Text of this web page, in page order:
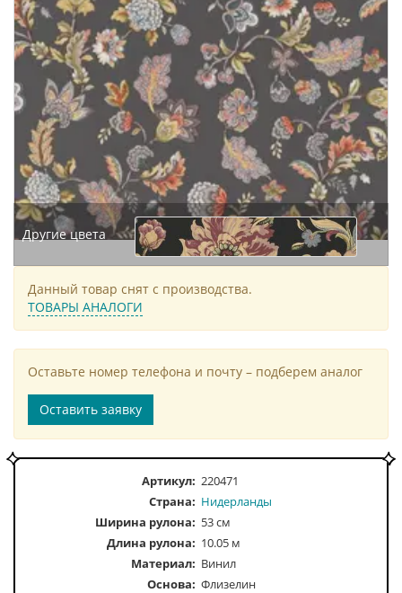
Другие цвета
Данный товар снят с производства.
ТОВАРЫ АНАЛОГИ
Оставьте номер телефона и почту – подберем аналог
Оставить заявку
Артикул: 220471
Страна: Нидерланды
Ширина рулона: 53 см
Длина рулона: 10.05 м
Материал: Винил
Основа: Флизелин